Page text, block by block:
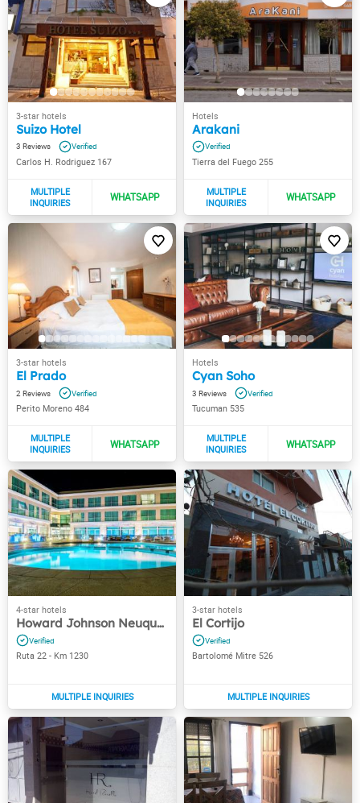
Suizo Hotel
3
Carlos H. Rodriguez 167
Arakani
Tierra del Fuego 255
El Prado
2
Perito Moreno 484
Cyan Soho
3
Tucuman 535
Howard Johnson Neuquén
Ruta 22 - Km 1230
El Cortijo
Bartolomé Mitre 526